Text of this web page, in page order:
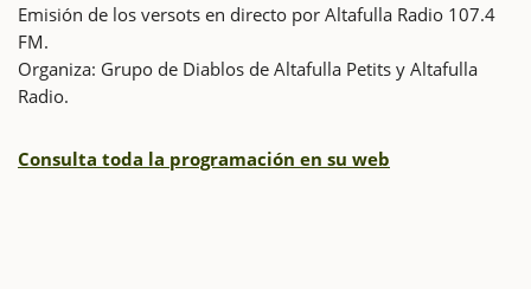
Emisión de los versots en directo por Altafulla Radio 107.4
FM.
Organiza: Grupo de Diablos de Altafulla Petits y Altafulla
Radio.
Consulta toda la programación en su web